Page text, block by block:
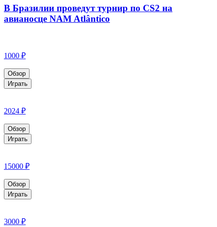
В Бразилии проведут турнир по CS2 на
авианосце NAM Atlântico
1000 ₽
Обзор
Играть
2024 ₽
Обзор
Играть
15000 ₽
Обзор
Играть
3000 ₽